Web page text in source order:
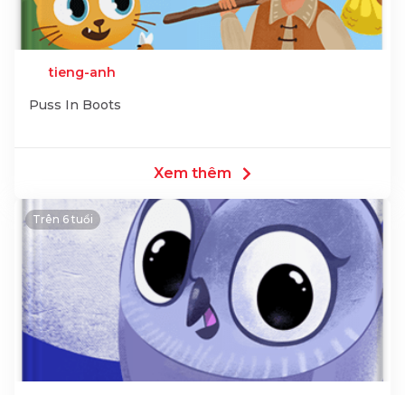
tieng-anh
Puss In Boots
Xem thêm
Trên 6 tuổi